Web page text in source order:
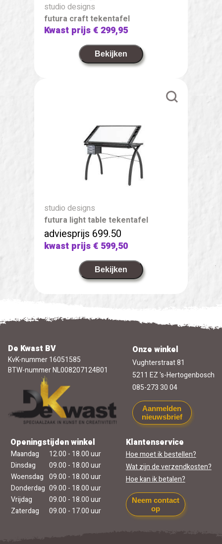
studio designs
futura craft tekentafel
Kwast prijs€ 299,95
Bekijken
studio designs
futura light table tekentafel
adviesprijs 699.50
kwast prijs€ 599,50
Bekijken
De Kwast BV
KvK-nummer 16051585
BTW-nummer NL008207124B01
Onze winkel
Vughterstraat 81
5211 EZ 's-Hertogenbosch
085-273 30 04
Aanmelden
nieuwsbrief
Openingstijden winkel
Maandag
12.00 - 18.00 uur
Dinsdag
09.00 - 18.00 uur
Woensdag 09.00 - 18.00 uur
Donderdag 09.00 - 18.00 uur
Vrijdag
09.00 - 18.00 uur
Zaterdag
09.00 - 17.00 uur
Klantenservice
Hoe moet ik bestellen?
Wat zijn de verzendkosten?
Hoe kan ik betalen?
Neem contact
op